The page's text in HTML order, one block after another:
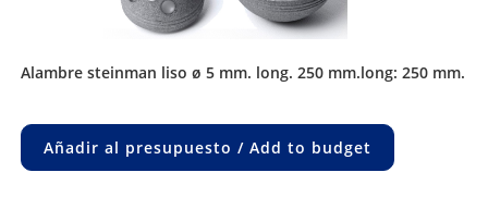
alambre steinman liso ø 5 mm. long. 250 mm.long: 250 mm.
Añadir al presupuesto / Add to budget